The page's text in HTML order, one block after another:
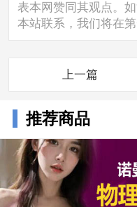
表本网赞同其观点。
本站联系，我们将在
上一篇
推荐商品